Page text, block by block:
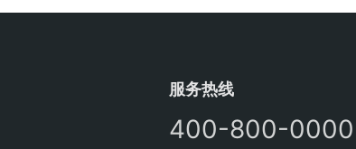
服务热线
400-800-0000